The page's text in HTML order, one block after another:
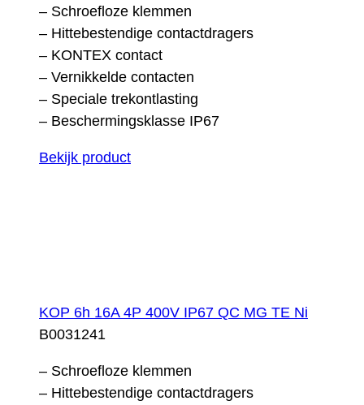
– Schroefloze klemmen
– Hittebestendige contactdragers
– KONTEX contact
– Vernikkelde contacten
– Speciale trekontlasting
– Beschermingsklasse IP67
Bekijk product
KOP 6h 16A 4P 400V IP67 QC MG TE Ni
B0031241
– Schroefloze klemmen
– Hittebestendige contactdragers